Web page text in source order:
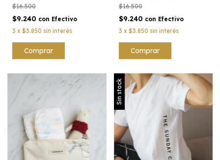
$16.500
$9.240 con Efectivo
3 x $3.850 sin interés
$16.500
$9.240 con Efectivo
3 x $3.850 sin interés
Sin stock